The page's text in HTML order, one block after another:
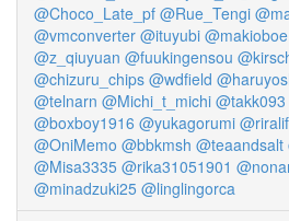
@Choco_Late_pf @Rue_Tengi
@vmconverter @ituyubi @makioboe
@z_qiuyuan @fuukingensou
@chizuru_chips @wdfield
@telnarn @Michi_t_michi @takk093
@boxboy1916 @yukagorumi
@OniMemo @bbkmsh @teaandsalt
@Misa3335 @rika31051901
@minadzuki25 @linglingorca